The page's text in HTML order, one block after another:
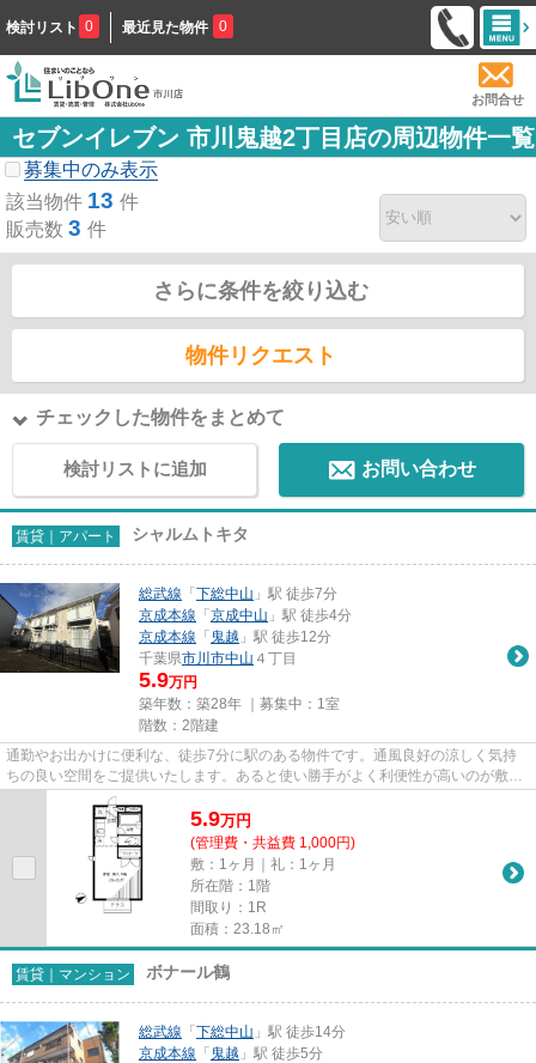
検討リスト 0 最近見た物件 0
お問合せ
セブンイレブン 市川鬼越2丁目店の周辺物件一覧
募集中のみ表示
該当物件 13 件
販売数 3 件
さらに条件を絞り込む
物件リクエスト
チェックした物件をまとめて
検討リストに追加 お問い合わせ
賃貸｜アパート シャルムトキタ
総武線 「 下総中山 」駅 徒歩7分
京成本線 「 京成中山 」駅 徒歩4分
京成本線 「 鬼越 」駅 徒歩12分
千葉県市川市中山 ４丁目
5.9万円
築年数：築28年 ｜募集中： 1室
階数：2階建
通勤やお出かけに便利な、徒歩7分に駅のある物件です。通風良好の涼しく気持
ちの良い空間をご提供いたします。あると使い勝手がよく利便性が高いのが敷地
内ごみ置き場です。こちらの物...
5.9万円
(管理費・共益費 1,000円)
敷：1ヶ月｜礼：1ヶ月
所在階：1階
間取り：1R
面積：23.18㎡
賃貸｜マンション ボナール鶴
総武線 「 下総中山 」駅 徒歩14分
京成本線 「 鬼越 」駅 徒歩5分